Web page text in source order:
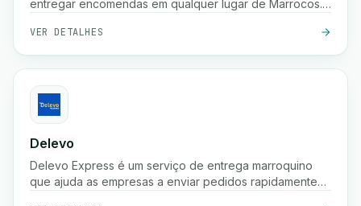
entregar encomendas em qualquer lugar de Marrocos.
facilmente a sua loja e proporciona muitos benefícios
adicionais.
VER DETALHES
Delevo
Delevo Express é um serviço de entrega marroquino
que ajuda as empresas a enviar pedidos rapidamente